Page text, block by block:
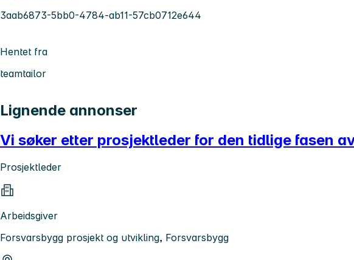
3aab6873-5bb0-4784-ab11-57cb0712e644
Hentet fra
teamtailor
Lignende annonser
Vi søker etter prosjektleder for den tidlige fasen
Prosjektleder
Arbeidsgiver
Forsvarsbygg prosjekt og utvikling, Forsvarsbygg